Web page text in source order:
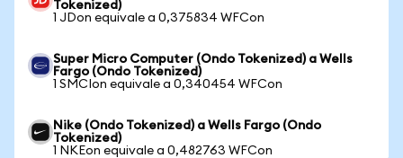
Tokenized)
1 JDon equivale a 0,375834 WFCon
Super Micro Computer (Ondo Tokenized) a Wells
Fargo (Ondo Tokenized)
1 SMCIon equivale a 0,340454 WFCon
Nike (Ondo Tokenized) a Wells Fargo (Ondo
Tokenized)
1 NKEon equivale a 0,482763 WFCon